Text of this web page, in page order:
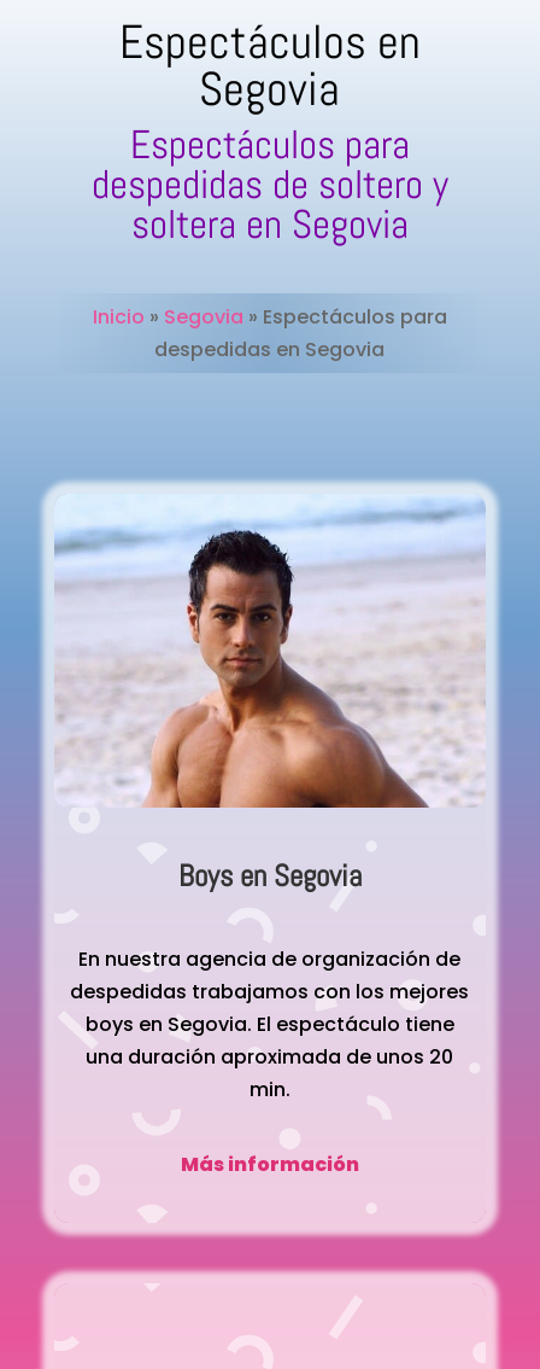
Espectáculos en
Segovia
Espectáculos para
despedidas de soltero y
soltera en Segovia
Inicio » Segovia » Espectáculos para
despedidas en Segovia
Boys en Segovia
En nuestra agencia de organización de
despedidas trabajamos con los mejores
boys en Segovia. El espectáculo tiene
una duración aproximada de unos 20
min.
Más información